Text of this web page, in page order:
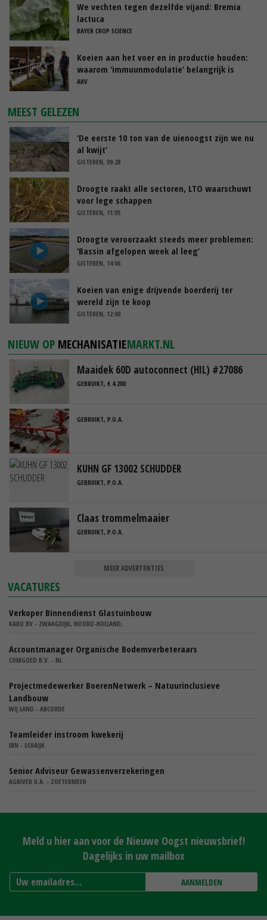
We vechten tegen dezelfde vijand: Bremia
lactuca
BAYER CROP SCIENCE
Koeien aan het voer en in productie houden:
waarom ‘immuunmodulatie’ belangrijk is
tijdens de transitieperiode
AHV
MEEST GELEZEN
‘De eerste 10 ton van de uienoogst zijn we nu
al kwijt’
GISTEREN, 09:28
Droogte raakt alle sectoren, LTO waarschuwt
voor lege schappen
GISTEREN, 11:05
Droogte veroorzaakt steeds meer problemen:
‘Bassin afgelopen week al leeg’
GISTEREN, 14:06
Koeien van enige drijvende boerderij ter
wereld zijn te koop
GISTEREN, 12:00
NIEUW OP MECHANISATIEMARKT.NL
Maaidek 60D autoconnect (HIL) #27086
GEBRUIKT, € 4.200
GEBRUIKT, P.O.A.
KUHN GF 13002 SCHUDDER
GEBRUIKT, P.O.A.
Claas trommelmaaier
GEBRUIKT, P.O.A.
MEER ADVERTENTIES
VACATURES
Verkoper Binnendienst Glastuinbouw
KARO BV - ZWAAGDIJK, NOORD-HOLLAND,
Accountmanager Organische Bodemverbeteraars
COMGOED B.V. - NL
Projectmedewerker BoerenNetwerk – Natuurinclusieve
Landbouw
WIJ.LAND - ABCOUDE
Teamleider instroom kwekerij
IBN - SCHAIJK
Senior Adviseur Gewassenverzekeringen
AGRIVER U.A. - ZOETERMEER
Meld u hier aan voor de Nieuwe Oogst nieuwsbrief!
Dagelijks in uw mailbox
AANMELDEN